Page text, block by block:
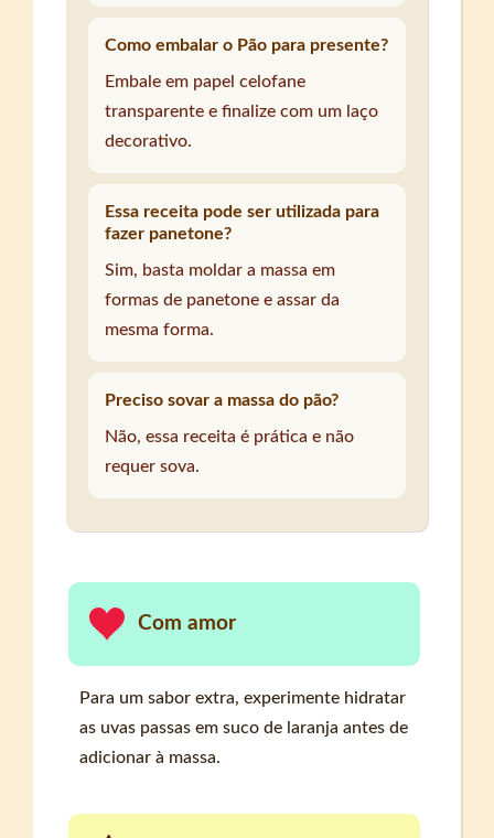
Como embalar o Pão para presente?
Embale em papel celofane
transparente e finalize com um laço
decorativo.
Essa receita pode ser utilizada para
fazer panetone?
Sim, basta moldar a massa em
formas de panetone e assar da
mesma forma.
Preciso sovar a massa do pão?
Não, essa receita é prática e não
requer sova.
Com amor
Para um sabor extra, experimente hidratar
as uvas passas em suco de laranja antes de
adicionar à massa.